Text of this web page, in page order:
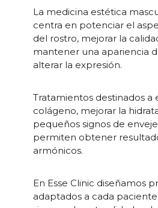
La medicina estética
centra en potenciar el
del rostro, mejorar la
mantener una apariencia
alterar la expresión.
Tratamientos destinados a
colágeno, mejorar la
pequeños signos de
permiten obtener
armónicos.
En Esse Clinic diseñamos
adaptados a cada